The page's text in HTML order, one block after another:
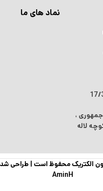
،
لاله
نماد های ما
الکتریک محفوظ است | طراحی
AminH